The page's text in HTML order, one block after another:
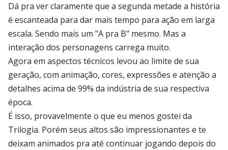
Dá pra ver claramente que a segunda metade a história
é escanteada para dar mais tempo para ação em larga
escala. Sendo mais um "A pra B" mesmo. Mas a
interação dos personagens carrega muito.
Agora em aspectos técnicos levou ao limite de sua
geração, com animação, cores, expressões e atenção a
detalhes acima de 99% da indústria de sua respectiva
época.
É isso, provavelmente o que eu menos gostei da
Trilogia. Porém seus altos são impressionantes e te
deixam animados pra até continuar jogando depois do